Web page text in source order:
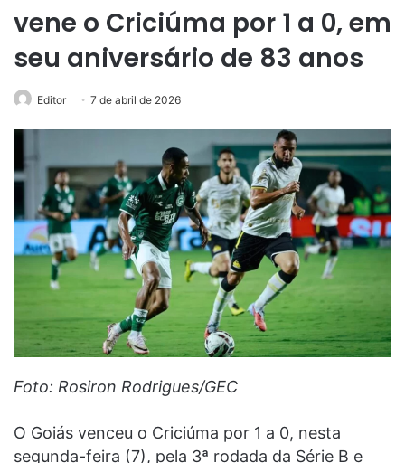
vene o Criciúma por 1 a 0, em
seu aniversário de 83 anos
Editor 7 de abril de 2026
Foto: Rosiron Rodrigues/GEC
O Goiás venceu o Criciúma por 1 a 0, nesta
segunda-feira (7), pela 3ª rodada da Série B e